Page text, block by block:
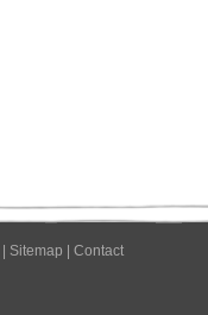
Sitemap Contact